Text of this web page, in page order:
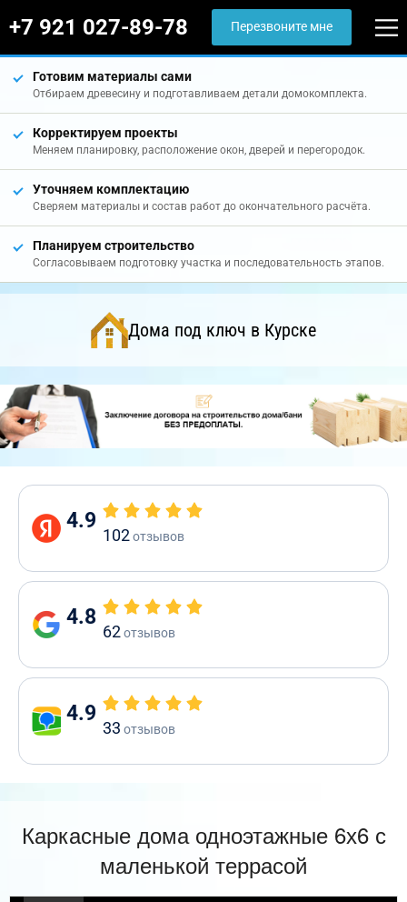
+7 921 027-89-78 Перезвоните мне
Готовим материалы сами
Отбираем древесину и подготавливаем детали домокомплекта.
Корректируем проекты
Меняем планировку, расположение окон, дверей и перегородок.
Уточняем комплектацию
Сверяем материалы и состав работ до окончательного расчёта.
Планируем строительство
Согласовываем подготовку участка и последовательность этапов.
Дома под ключ в Курске
4.9
102отзывов
4.8
62отзывов
4.9
33 отзывов
Каркасные дома одноэтажные 6х6 с
маленькой террасой